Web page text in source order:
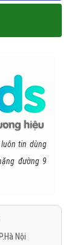
tin dùng
đường 9
Nội